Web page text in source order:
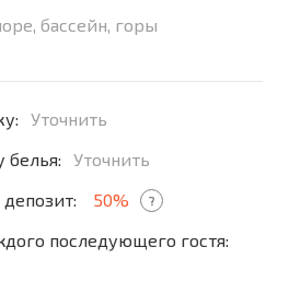
бассейн, горы
Уточнить
белья:
Уточнить
50% ?
последующего гостя: